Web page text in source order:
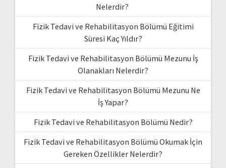
Nelerdir?
Fizik Tedavi ve Rehabilitasyon Bölümü Eğitimi
Süresi Kaç Yıldır?
Fizik Tedavi ve Rehabilitasyon Bölümü Mezunu İş
Olanakları Nelerdir?
Fizik Tedavi ve Rehabilitasyon Bölümü Mezunu Ne
İş Yapar?
Fizik Tedavi ve Rehabilitasyon Bölümü Nedir?
Fizik Tedavi ve Rehabilitasyon Bölümü Okumak İçin
Gereken Özellikler Nelerdir?